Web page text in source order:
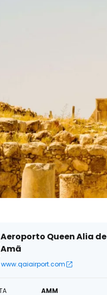
Aeroporto Queen Alia de
Amã
www.qaiairport.com
AMM